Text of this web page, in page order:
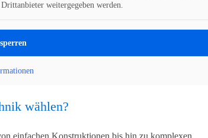
weitergegeben werden.
wählen?
einfachen Konstruktionen bis hin zu komplexen